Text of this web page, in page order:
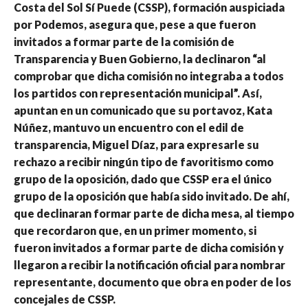
Costa del Sol Sí Puede (CSSP), formación auspiciada
por Podemos, asegura que, pese a que fueron
invitados a formar parte de la comisión de
Transparencia y Buen Gobierno, la declinaron “al
comprobar que dicha comisión no integraba a todos
los partidos con representación municipal”. Así,
apuntan en un comunicado que su portavoz, Kata
Núñez, mantuvo un encuentro con el edil de
transparencia, Miguel Díaz, para expresarle su
rechazo a recibir ningún tipo de favoritismo como
grupo de la oposición, dado que CSSP era el único
grupo de la oposición que había sido invitado. De ahí,
que declinaran formar parte de dicha mesa, al tiempo
que recordaron que, en un primer momento, si
fueron invitados a formar parte de dicha comisión y
llegaron a recibir la notificación oficial para nombrar
representante, documento que obra en poder de los
concejales de CSSP.